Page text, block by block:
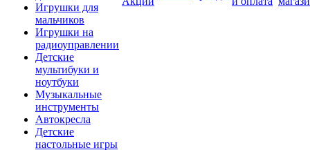
Игрушки для
мальчиков
Игрушки на
радиоуправлении
Детские
мультибуки и
ноутбуки
Музыкальные
инструменты
Автокресла
Детские
настольные игры